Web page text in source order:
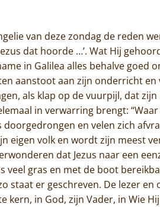
De
van deze zondag de reden
dat hoorde …’. Wat Hij
in Galilea alles behalve goed
aanstoot aan zijn onderricht
als klap op de vuurpijl, dat
in verwarring brengt:
en velen zich
eigen volk en wordt zijn meest
dat Jezus naar een
veel gras en met de boot
staat er geschreven. De lezer
kern, in God, zijn Vader, in Wie